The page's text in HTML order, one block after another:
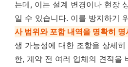
는데, 이는 설계 변경이나 현장
일 수 있습니다. 이를 방지하기
사 범위와 포함 내역을 명확히 명
생 가능성에 대한 조항을 상세
한, 계약 전 여러 업체의 견적을